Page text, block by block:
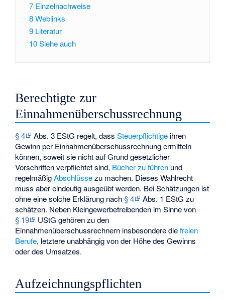
7 Einzelnachweise
8Weblinks
9 Literatur
10Siehe auch
Berechtigte zur
Einnahmenüberschussrechnung
§ 4 Abs. 3 EStG regelt, dassSteuerpflichtige ihren
Gewinn per Einnahmenüberschussrechnung ermitteln
können, soweit sie nicht auf Grund gesetzlicher
Vorschriften verpflichtet sind, Bücher zu führen und
regelmäßigAbschlüssezu machen. Dieses Wahlrecht
muss aber eindeutig ausgeübt werden. Bei Schätzungen ist
ohne eine solche Erklärung nach§ 4
Abs. 1 EStG zu
schätzen. Neben Kleingewerbetreibenden im Sinne von
§ 19
UStG gehören zu den
Einnahmenüberschussrechnern insbesondere diefreien
Berufe, letztere unabhängig von der Höhe des Gewinns
oder des Umsatzes.
Aufzeichnungspflichten